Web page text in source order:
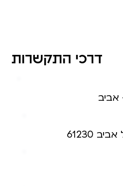
דרכי התקשרות